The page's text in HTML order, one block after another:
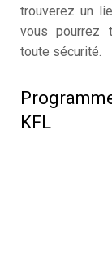
trouverez un
vous pourrez
toute sécurité.
KFL